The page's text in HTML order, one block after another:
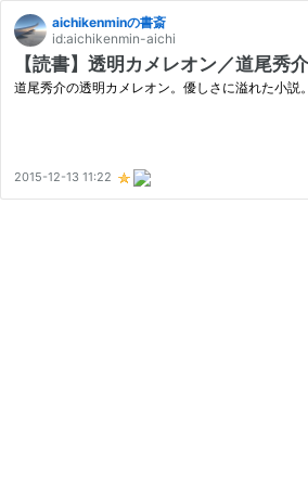
aichikenminの書斎
id:aichikenmin-aichi
【読書】透明カメレオン／道尾
道尾秀介の透明カメレオン。優しさに溢れた小説
2015-12-13 11:22